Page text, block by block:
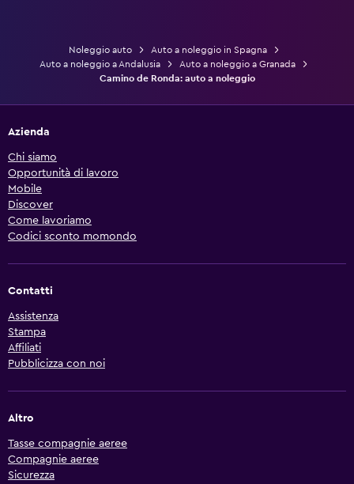
Noleggio auto
Auto a noleggio in Spagna
Auto a noleggio a Andalusia
Auto a noleggio a Granada
Camino de Ronda: auto a noleggio
Azienda
Chi siamo
Opportunità di lavoro
Mobile
Discover
Come lavoriamo
Codici sconto momondo
Contatti
Assistenza
Stampa
Affiliati
Pubblicizza con noi
Altro
Tasse compagnie aeree
Compagnie aeree
Sicurezza